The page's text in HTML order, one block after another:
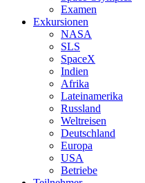
Examen
Exkursionen
NASA
SLS
SpaceX
Indien
Afrika
Lateinamerika
Russland
Weltreisen
Deutschland
Europa
USA
Betriebe